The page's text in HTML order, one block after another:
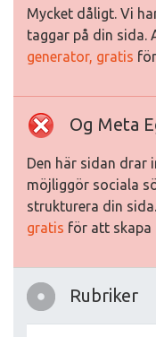
Mycket dåligt. Vi
taggar på din sida.
generator, gratis
Og Meta
Den här sidan drar
möjliggör sociala
strukturera din
gratis för att skapa
Rubriker